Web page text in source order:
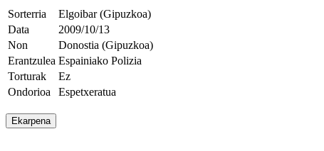
Sorterria
Elgoibar (Gipuzkoa)
Data
2009/10/13
Non
Donostia (Gipuzkoa)
Erantzulea Espainiako Polizia
Torturak
Ez
Ondorioa
Espetxeratua